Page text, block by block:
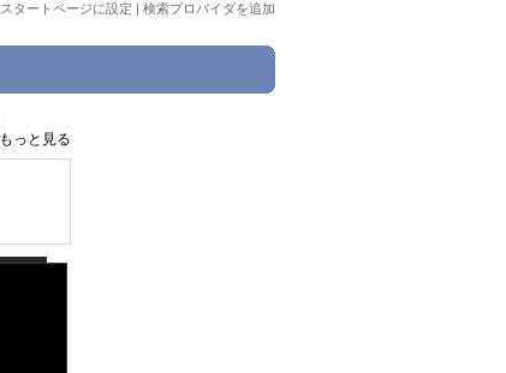
スタートページに設定 | 検索プロバイダを追加
もっと見る